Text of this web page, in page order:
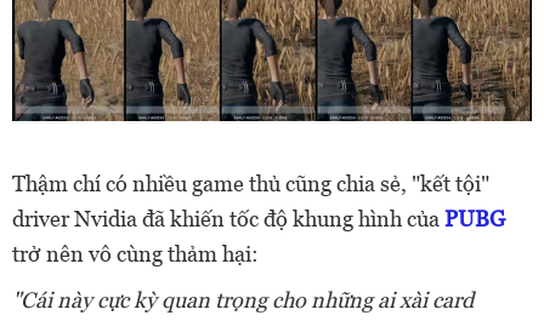
Thậm chí có nhiều game thủ cũng chia sẻ, "kết tội"
driver Nvidia đã khiến tốc độ khung hình củaPUBG
trở nên vô cùng thảm hại:
"Cái này cực kỳ quan trọng cho những ai xài card